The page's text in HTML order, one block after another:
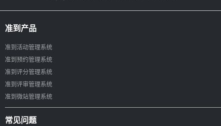
准到产品
准到活动管理系统
准到预约管理系统
准到评分管理系统
准到评审管理系统
准到微站管理系统
常见问题